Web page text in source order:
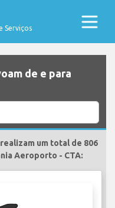
Serviços
de e para
um total de 806
Aeroporto - CTA: